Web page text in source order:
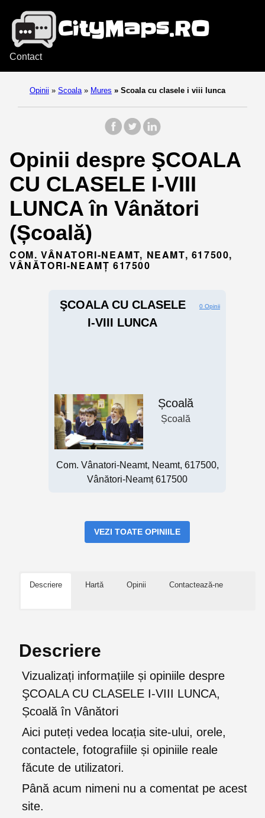
Contact
Opinii » Scoala » Mures » Scoala cu clasele i viii lunca
Opinii despre ŞCOALA
CU CLASELE I-VIII
LUNCA în Vânători
(Școală)
COM. VÂNATORI-NEAMT, NEAMT, 617500,
VÂNĂTORI-NEAMȚ 617500
ŞCOALA CU CLASELE
I-VIII LUNCA
0 Opinii
Școală
Școală
Com. Vânatori-Neamt, Neamt, 617500,
Vânători-Neamț 617500
VEZI TOATE OPINIILE
Descriere Hartă Opinii Contactează-ne
Descriere
Vizualizați informațiile și opiniile despre
ŞCOALA CU CLASELE I-VIII LUNCA,
Școală în Vânători
Aici puteți vedea locația site-ului, orele,
contactele, fotografiile și opiniile reale
făcute de utilizatori.
Până acum nimeni nu a comentat pe acest
site.